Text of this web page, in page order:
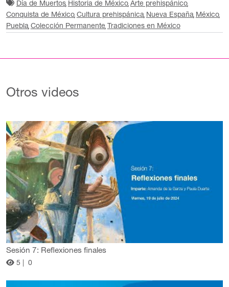
Día de Muertos Historia de México Arte prehispánico
Conquista de México Cultura prehispánica Nueva España México
Puebla Colección Permanente Tradiciones en México
Otros videos
Sesión 7: Reflexiones finales
5 | 0